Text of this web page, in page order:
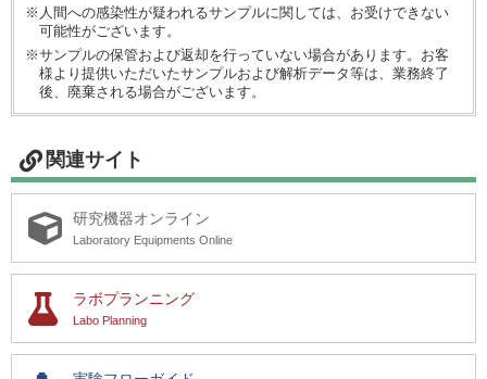
※人間への感染性が疑われるサンプルに関しては、お受けできない
可能性がございます。
※サンプルの保管および返却を行っていない場合があります。お客
様より提供いただいたサンプルおよび解析データ等は、業務終了
後、廃棄される場合がございます。
関連サイト
研究機器オンライン
Laboratory Equipments Online
ラボプランニング
Labo Planning